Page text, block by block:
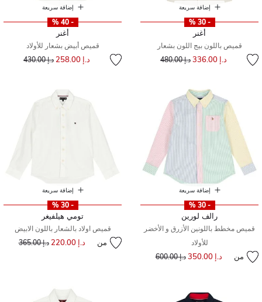
إضافة سريعة
- 30 %
أغنر
قميص باللون بيج اللون بشعار
د.إ 336.00 سعر مخفض مند.إ 480.00
إضافة سريعة
- 40 %
أغنر
قميص أبيض بشعار للأولاد
د.إ 258.00 سعر مخفض من
د.إ 430.00 إلى
إضافة سريعة
- 30 %
رالف لورين
قميص مخطط باللونين الأزرق و الأخضر
للأولاد
من د.إ 350.00 سعر مخفض مند.إ 600.00
إضافة سريعة
- 30 %
تومي هيلفيغر
قميص اولاد بالشعار باللون الابيض
من د.إ 220.00 سعر مخفض من
د.إ 365.00 إلى